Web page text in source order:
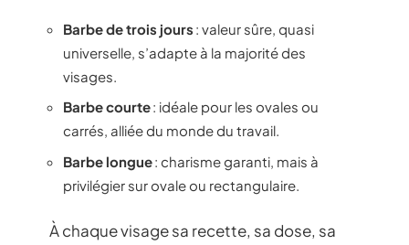
Barbe de trois jours : valeur sûre, quasi
universelle, s’adapte à la majorité des
visages.
Barbe courte: idéale pour les ovales ou
carrés, alliée du monde du travail.
Barbe longue: charisme garanti, mais à
privilégier sur ovale ou rectangulaire.
À chaque visage sa recette, sa dose, sa